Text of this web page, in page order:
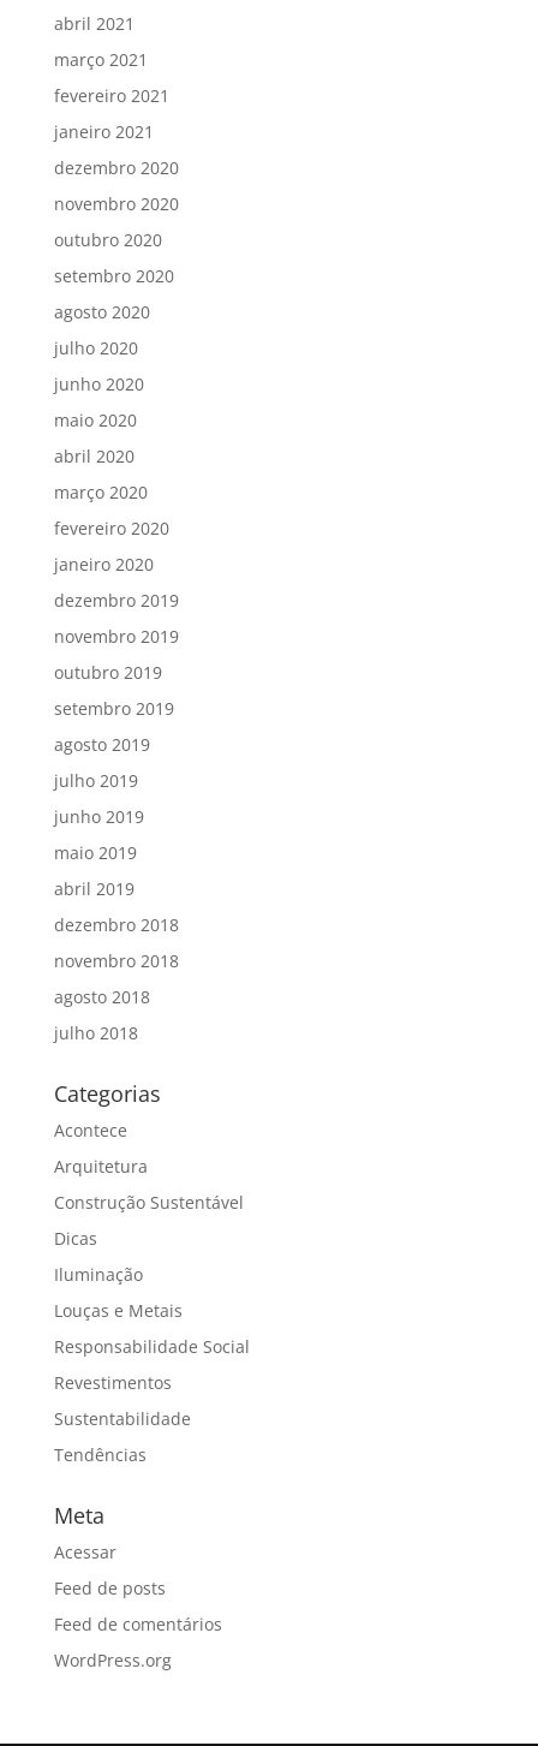
abril 2021
março 2021
fevereiro 2021
janeiro 2021
dezembro 2020
novembro 2020
outubro 2020
setembro 2020
agosto 2020
julho 2020
junho 2020
maio 2020
abril 2020
março 2020
fevereiro 2020
janeiro 2020
dezembro 2019
novembro 2019
outubro 2019
setembro 2019
agosto 2019
julho 2019
junho 2019
maio 2019
abril 2019
dezembro 2018
novembro 2018
agosto 2018
julho 2018
Categorias
Acontece
Arquitetura
Construção Sustentável
Dicas
Iluminação
Louças e Metais
Responsabilidade Social
Revestimentos
Sustentabilidade
Tendências
Meta
Acessar
Feed de posts
Feed de comentários
WordPress.org